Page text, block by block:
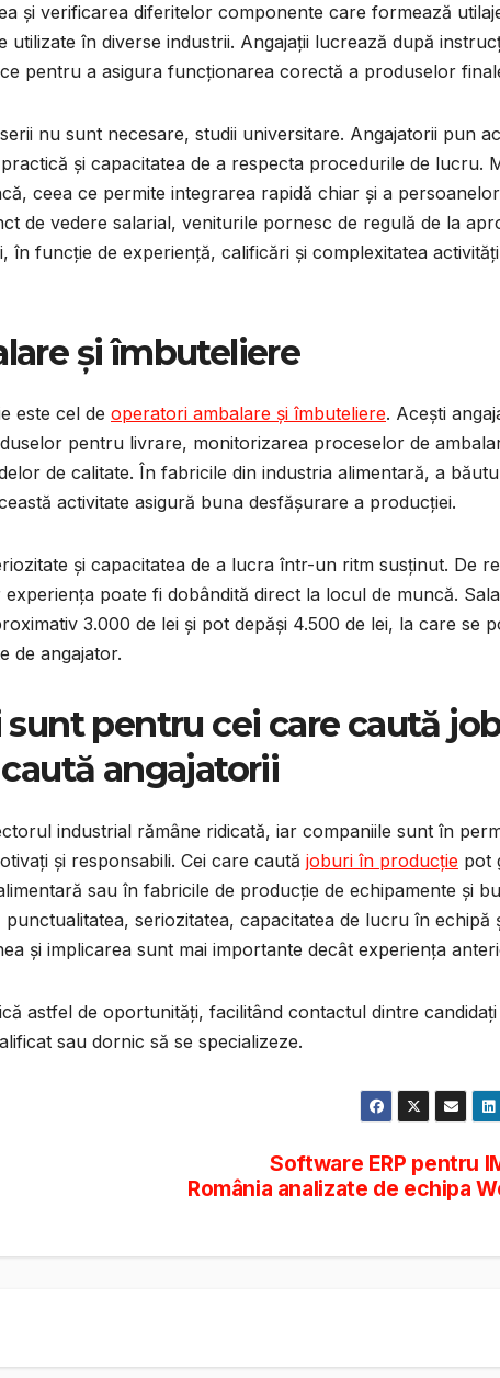
și verificarea diferitelor componente care formează
utilizate în diverse industrii. Angajații lucrează după
pentru a asigura funcționarea corectă a produselor
nu sunt necesare, studii universitare. Angajatorii pun
și capacitatea de a respecta procedurile de lucru.
ceea ce permite integrarea rapidă chiar și a
de vedere salarial, veniturile pornesc de regulă de la
în funcție de experiență, calificări și complexitatea
și îmbuteliere
este cel de operatori ambalare și îmbuteliere. Acești
pentru livrare, monitorizarea proceselor de
de calitate. În fabricile din industria alimentară, a
activitate asigură buna desfășurare a producției.
și capacitatea de a lucra într-un ritm susținut. De
poate fi dobândită direct la locul de muncă.
3.000 de lei și pot depăși 4.500 de lei, la care se
de angajator.
pentru cei care caută
angajatorii
industrial rămâne ridicată, iar companiile sunt în
și responsabili. Cei care caută joburi în producție pot
sau în fabricile de producție de echipamente și
seriozitatea, capacitatea de lucru în echipă
și implicarea sunt mai importante decât experiența
astfel de oportunități, facilitând contactul dintre candidați
sau dornic să se specializeze.
Software ERP pentru
România analizate de echipa